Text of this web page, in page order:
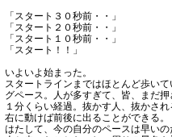
「スタート３０秒前・・」
「スタート２０秒前・・」
「スタート１０秒前・・」
「スタート！！」
いよいよ始まった。
スタートラインまではほとんど歩い
グペース。人が多すぎて、皆、まだ押
１分くらい経過。抜かす人、抜かさ
右に動けば前後に出ることができる。
はたして、今の自分のペースは早い